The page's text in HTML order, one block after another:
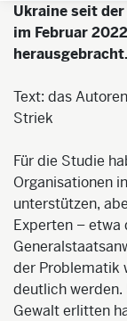
Ukraine seit
im Februar
herausgebracht.
Text: das
Striek
Für die Studie
Organisationen
unterstützen,
Experten – etwa
der Problematik
deutlich werden.
Gewalt erlitten